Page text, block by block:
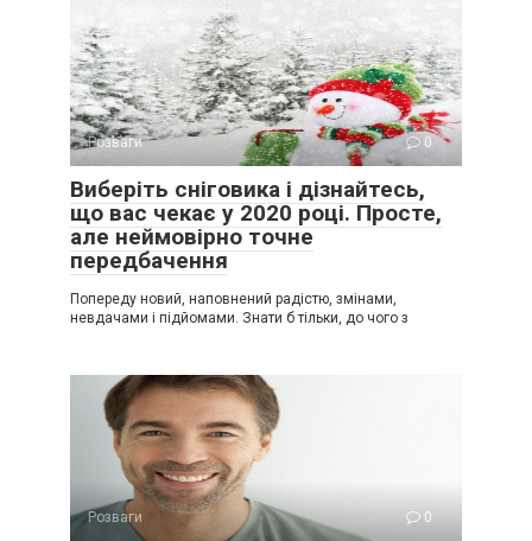
Розваги 0
Виберіть сніговика і дізнайтесь,
що вас чекає у 2020 році. Просте,
але неймовірно точне
передбачення
Попереду новий, наповнений радістю, змінами,
невдачами і підйомами. Знати б тільки, до чого з
Розваги 0